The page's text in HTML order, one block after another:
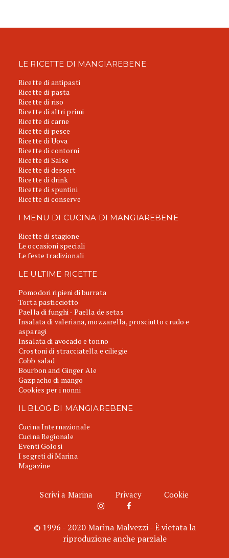
LE RICETTE DI MANGIAREBENE
Ricette di antipasti
Ricette di pasta
Ricette di riso
Ricette di altri primi
Ricette di carne
Ricette di pesce
Ricette di Uova
Ricette di contorni
Ricette di Salse
Ricette di dessert
Ricette di drink
Ricette di spuntini
Ricette di conserve
I MENU DI CUCINA DI MANGIAREBENE
Ricette di stagione
Le occasioni speciali
Le feste tradizionali
LE ULTIME RICETTE
Pomodori ripieni di burrata
Torta pasticciotto
Paella di funghi - Paella de setas
Insalata di valeriana, mozzarella, prosciutto crudo e
asparagi
Insalata di avocado e tonno
Crostoni di stracciatella e ciliegie
Cobb salad
Bourbon and Ginger Ale
Gazpacho di mango
Cookies per i nonni
IL BLOG DI MANGIAREBENE
Cucina Internazionale
Cucina Regionale
Eventi Golosi
I segreti di Marina
Magazine
Scrivi a Marina Privacy Cookie
© 1996 - 2020 Marina Malvezzi - È vietata la
riproduzione anche parziale